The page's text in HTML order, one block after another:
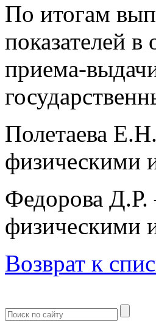
По итогам
показателей
приема-
Полетаева
физическими
Федорова Д.Р.
физическими
Возврат к